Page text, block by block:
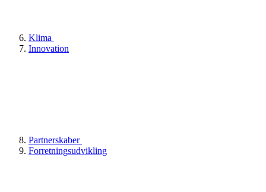
Klima
Innovation
Partnerskaber
Forretningsudvikling